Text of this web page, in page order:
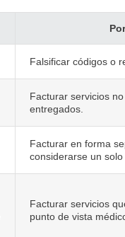
Falsificar códigos o
Facturar servicios
entregados.
Facturar en forma
considerarse un solo
Facturar servicios
punto de vista